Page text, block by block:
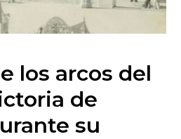
los arcos del
de
su